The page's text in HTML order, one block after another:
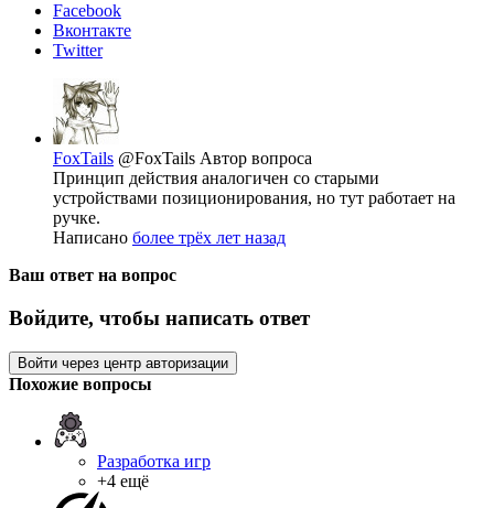
Facebook
Вконтакте
Twitter
FoxTails @FoxTails Автор вопроса
Принцип действия аналогичен со старыми
устройствами позиционирования, но тут работает на
ручке.
Написано более трёх лет назад
Ваш ответ на вопрос
Войдите, чтобы написать ответ
Войти через центр авторизации
Похожие вопросы
Разработка игр
+4 ещё